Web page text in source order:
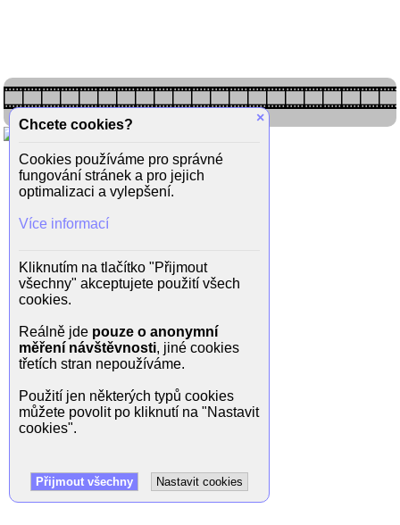
×
Chcete cookies?
Cookies používáme pro správné
fungování stránek a pro jejich
optimalizaci a vylepšení.
Více informací
Kliknutím na tlačítko "Přijmout
všechny" akceptujete použití všech
cookies.
Reálně jde pouze o anonymní
měření návštěvnosti, jiné cookies
třetích stran nepoužíváme.
Použití jen některých typů cookies
můžete povolit po kliknutí na "Nastavit
cookies".
Přijmout všechny Nastavit cookies